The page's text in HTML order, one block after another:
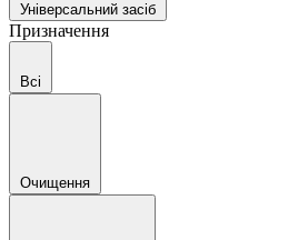
Універсальний засіб
Призначення
Всі
Очищення